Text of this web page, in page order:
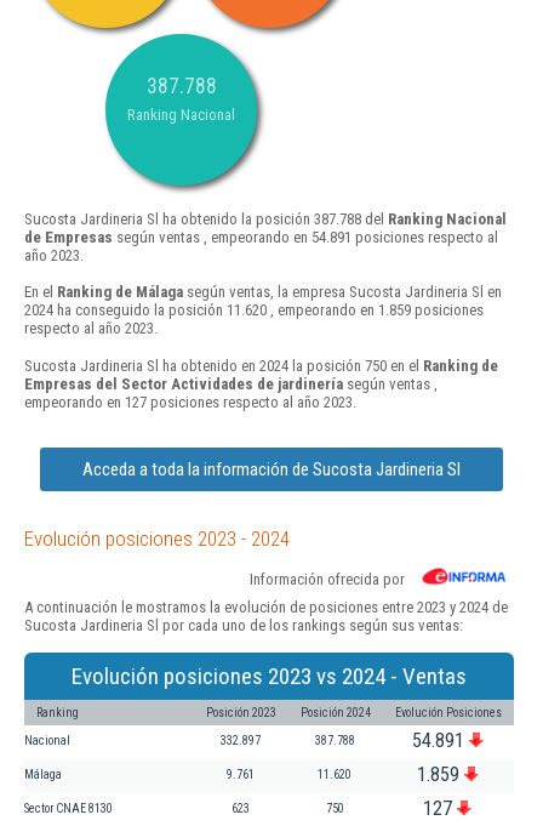
387.788
Ranking Nacional
Sucosta Jardineria Sl ha obtenido la posición 387.788 del Ranking Nacional
de Empresas según ventas , empeorando en 54.891 posiciones respecto al
año 2023.
En el Ranking de Málaga según ventas, la empresa Sucosta Jardineria Sl en
2024 ha conseguido la posición 11.620 , empeorando en 1.859 posiciones
respecto al año 2023.
Sucosta Jardineria Sl ha obtenido en 2024 la posición 750 en el Ranking de
Empresas del Sector Actividades de jardinería según ventas ,
empeorando en 127 posiciones respecto al año 2023.
Acceda a toda la información de Sucosta Jardineria Sl
Evolución posiciones 2023 - 2024
Información ofrecida por
A continuación le mostramos la evolución de posiciones entre 2023 y 2024 de
Sucosta Jardineria Sl por cada uno de los rankings según sus ventas:
Evolución posiciones 2023 vs 2024 - Ventas
Ranking Posición 2023 Posición 2024 Evolución Posiciones
Nacional 332.897 387.788 54.891
Málaga 9.761 11.620 1.859
Sector CNAE 8130 623 750 127